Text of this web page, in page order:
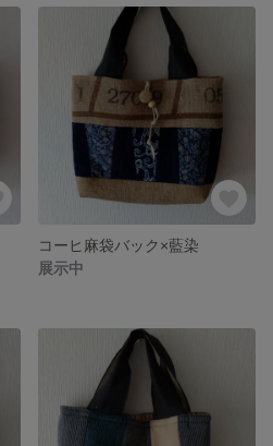
コーヒ麻袋バック×藍染
展示中